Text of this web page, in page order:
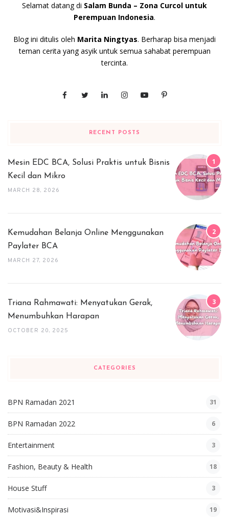
Selamat datang di Salam Bunda – Zona Curcol untuk
Perempuan Indonesia.
Blog ini ditulis oleh Marita Ningtyas. Berharap bisa menjadi
teman cerita yang asyik untuk semua sahabat perempuan
tercinta.
RECENT POSTS
Mesin EDC BCA, Solusi Praktis untuk Bisnis
Kecil dan Mikro
MARCH 28, 2026
Kemudahan Belanja Online Menggunakan
Paylater BCA
MARCH 27, 2026
Triana Rahmawati: Menyatukan Gerak,
Menumbuhkan Harapan
OCTOBER 20, 2025
CATEGORIES
BPN Ramadan 2021 31
BPN Ramadan 2022 6
Entertainment 3
Fashion, Beauty & Health 18
House Stuff 3
Motivasi&Inspirasi 19